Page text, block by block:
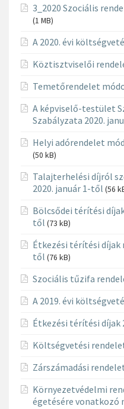
3_2020 Szociális
(1 MB)
A 2020. évi
Köztisztviselői
Temetőrendelet
A képviselő-testület
Szabályzata 2020.
Helyi adórendelet
(50 kB)
Talajterhelési díjról
2020. január 1-től (56
Bölcsődei térítési
től (73 kB)
Étkezési térítési díjak
től (76 kB)
Szociális tűzifa
A 2019. évi
Étkezési térítési díjak
Költségvetési
Zárszámadási
Környezetvédelmi
égetésére vonatkozó